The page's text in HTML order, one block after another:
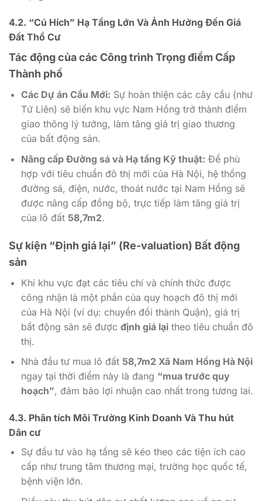
4.2. “Cú Hích” Hạ Tầng Lớn Và Ảnh Hưởng Đến Giá
Đất Thổ Cư
Tác động của các Công trình Trọng điểm Cấp
Thành phố
Các Dự án Cầu Mới: Sự hoàn thiện các cây cầu (như
Tứ Liên) sẽ biến khu vực Nam Hồng trở thành điểm
giao thông lý tưởng, làm tăng giá trị giao thương
của bất động sản.
Nâng cấp Đường sá và Hạ tầng Kỹ thuật: Để phù
hợp với tiêu chuẩn đô thị mới của Hà Nội, hệ thống
đường sá, điện, nước, thoát nước tại Nam Hồng sẽ
được nâng cấp đồng bộ, trực tiếp làm tăng giá trị
của lô đất 58,7m2.
Sự kiện “Định giá lại” (Re-valuation) Bất động
sản
Khi khu vực đạt các tiêu chí và chính thức được
công nhận là một phần của quy hoạch đô thị mới
của Hà Nội (ví dụ: chuyển đổi thành Quận), giá trị
bất động sản sẽ được định giá lạitheo tiêu chuẩn đô
thị.
Nhà đầu tư mua lô đất 58,7m2 Xã Nam Hồng Hà Nội
ngay tại thời điểm này là đang “mua trước quy
hoạch”, đảm bảo lợi nhuận cao nhất trong tương lai.
4.3. Phân tích Môi Trường Kinh Doanh Và Thu hút
Dân cư
Sự đầu tư vào hạ tầng sẽ kéo theo các tiện ích cao
cấp như trung tâm thương mại, trường học quốc tế,
bệnh viện lớn.